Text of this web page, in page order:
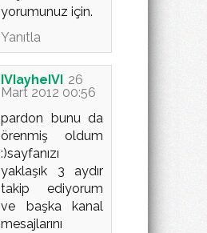
yorumunuz için.
Yanıtla
IVIayheIVI 26
Mart 2012 00:56
pardon bunu da
örenmiş oldum
:)sayfanızı
yaklaşık 3 aydır
takip ediyorum
ve başka kanal
mesajlarını